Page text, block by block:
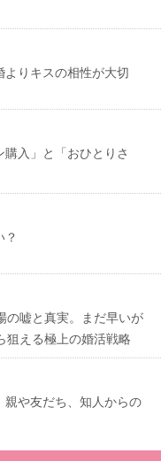
りキスの相性が大切
購入」と「おひとりさ
？
の嘘と真実。まだ早いが
狙える極上の婚活戦略
親や友だち、知人からの